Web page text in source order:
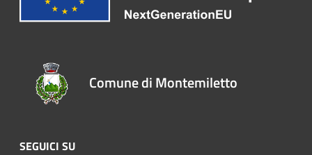
Comune di Montemiletto
SEGUICI SU